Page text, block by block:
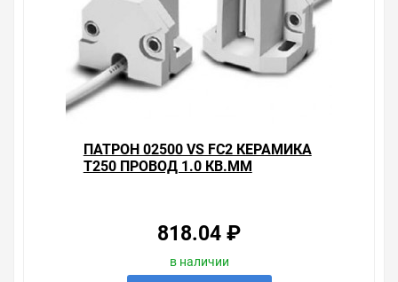
Наличие Патрон 32330 VS RX7s-24 керамика на планке
132мм. провод 1 кв.мм для ламп 150W на складе
уточняйте у менеджера. Также можно получить
консультацию по тому, что мы продаем, узнать
преимущества конкретного товара, получить
который вы собираетесь купить. Мы всегда рады
помочь, посоветовать, рассказать подробно о товарах
наиболее удобен. С удовольствием ответим на все
ПАТРОН 02500 VS FC2 КЕРАМИКА
T250 ПРОВОД 1.0 КВ.ММ
818.04 ₽
в наличии